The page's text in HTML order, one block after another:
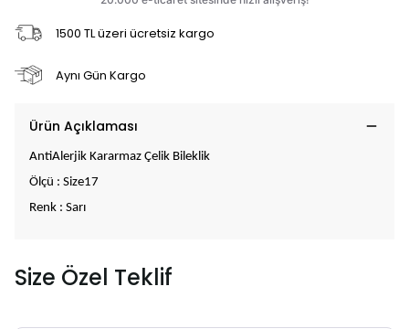
1500 TL üzeri ücretsiz kargo
Aynı Gün Kargo
Ürün Açıklaması
AntiAlerjik Kararmaz Çelik Bileklik
Ölçü : Size17
Renk : Sarı
Size Özel Teklif